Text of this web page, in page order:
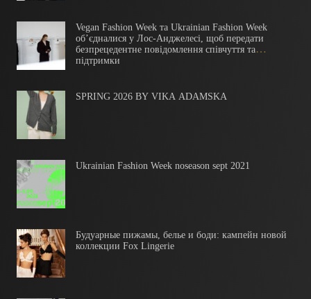
Vegan Fashion Week​​ та Ukrainian Fashion Week
об’єдналися у Лос-Анджелесі, щоб передати
безпрецедентне повідомлення співчуття та
підтримки
SPRING 2026 BY VIKA ADAMSKA
Ukrainian Fashion Week noseason sept 2021
Будуарные пижамы, белье и боди: кампейн новой
коллекции Fox Lingerie